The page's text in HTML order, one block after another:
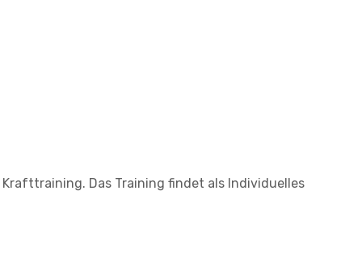
Das Training findet als Individuelles